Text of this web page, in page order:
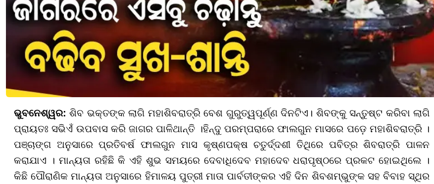
ଭୁବନେଶ୍ୱର:ଶିବ ଭକ୍ତଙ୍କ ଲାଗି ମହାଶିବରାତ୍ରି ବେଶ ଗୁରୁତ୍ୱପୂର୍ଣ୍ଣ ଦିନଟିଏ। ଶିବଙ୍କୁ ସନ୍ତୁଷ୍ଟ କରିବା ଲାଗି
ପ୍ରାୟତଃ ସଭିଏଁ ଉପବାସ କରି ଜାଗର ପାଳିଥାନ୍ତି ।ହିନ୍ଦୁ ପରମ୍ପରାରେ ଫାଲଗୁନ ମାସରେ ପଡ଼େ ମହାଶିବରାତ୍ରି ।
ପଞ୍ଚାଙ୍ଗ ଅନୁସାରେ ପ୍ରତିବର୍ଷ ଫାଲଗୁନ ମାସ କୃଷ୍ଣପକ୍ଷ ଚତୁର୍ଦ୍ଦଶୀ ତିଥିରେ ପବିତ୍ର ଶିବରାତ୍ରି ପାଳନ
କରାଯାଏ । ମାନ୍ୟତା ରହିଛି କି ଏହି ଶୁଭ ସମୟରେ ଦେବାଧିଦେବ ମହାଦେବ ଧରାପୃଷ୍ଠରେ ପ୍ରକଟ ହୋଇଥିଲେ ।
କିଛି ପୌରାଣିକ ମାନ୍ୟତା ଅନୁସାରେ ହିମାଳୟ ପୁତ୍ରୀ ମାତା ପାର୍ବତୀଙ୍କର ଏହି ଦିନ ଶିବଶମ୍ଭୁଙ୍କ ସହ ବିବାହ ସ୍ଥିର